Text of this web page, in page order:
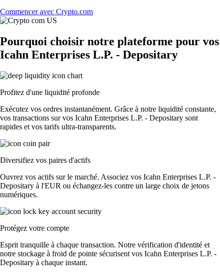
Commencer avec Crypto.com
Pourquoi choisir notre plateforme pour vos
Icahn Enterprises L.P. - Depositary
Profitez d'une liquidité profonde
Exécutez vos ordres instantanément. Grâce à notre liquidité constante,
vos transactions sur vos Icahn Enterprises L.P. - Depositary sont
rapides et vos tarifs ultra-transparents.
Diversifiez vos paires d'actifs
Ouvrez vos actifs sur le marché. Associez vos Icahn Enterprises L.P. -
Depositary à l'EUR ou échangez-les contre un large choix de jetons
numériques.
Protégez votre compte
Esprit tranquille à chaque transaction. Notre vérification d'identité et
notre stockage à froid de pointe sécurisent vos Icahn Enterprises L.P. -
Depositary à chaque instant.